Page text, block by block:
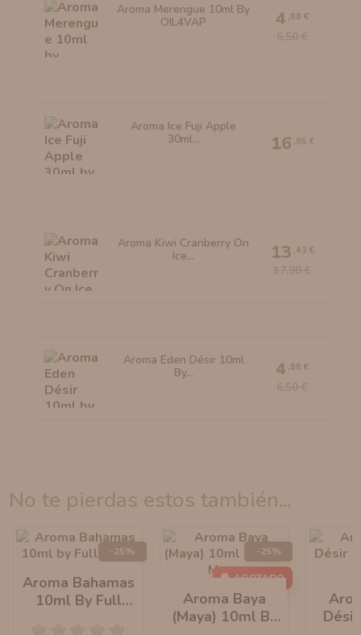
Aroma Merengue 10ml By
OIL4VAP
4 ,88 €
Aroma Ice Fuji Apple
30ml...
16 ,95 €
Aroma Kiwi Cranberry On
Ice...
13 ,43 €
Aroma Eden Désir 10ml
By...
4 ,88 €
no te pierdas estos también...
Aroma Bahamas
10ml By Full
-25%
Aroma Baya
(Maya) 10ml By
-25%
AGOTADO